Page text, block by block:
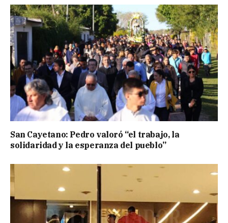
San Cayetano: Pedro valoró “el trabajo, la
solidaridad y la esperanza del pueblo”